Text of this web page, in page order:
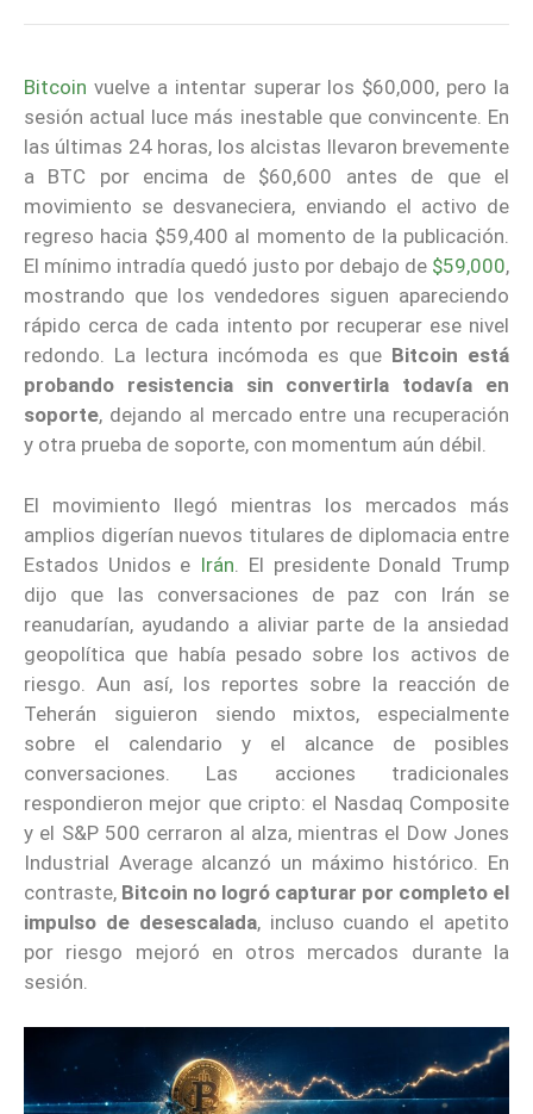
Bitcoin vuelve a intentar superar los $60,000, pero la
sesión actual luce más inestable que convincente. En
las últimas 24 horas, los alcistas llevaron brevemente
a BTC por encima de $60,600 antes de que el
movimiento se desvaneciera, enviando el activo de
regreso hacia $59,400 al momento de la publicación.
El mínimo intradía quedó justo por debajo de $59,000,
mostrando que los vendedores siguen apareciendo
rápido cerca de cada intento por recuperar ese nivel
redondo. La lectura incómoda es que Bitcoin está
probando resistencia sin convertirla todavía en
soporte, dejando al mercado entre una recuperación
y otra prueba de soporte, con momentum aún débil.
El movimiento llegó mientras los mercados más
amplios digerían nuevos titulares de diplomacia entre
Estados Unidos e Irán . El presidente Donald Trump
dijo que las conversaciones de paz con Irán se
reanudarían, ayudando a aliviar parte de la ansiedad
geopolítica que había pesado sobre los activos de
riesgo. Aun así, los reportes sobre la reacción de
Teherán siguieron siendo mixtos, especialmente
sobre el calendario y el alcance de posibles
conversaciones. Las acciones tradicionales
respondieron mejor que cripto: el Nasdaq Composite
y el S&P 500 cerraron al alza, mientras el Dow Jones
Industrial Average alcanzó un máximo histórico. En
contraste, Bitcoin no logró capturar por completo el
impulso de desescalada, incluso cuando el apetito
por riesgo mejoró en otros mercados durante la
sesión.